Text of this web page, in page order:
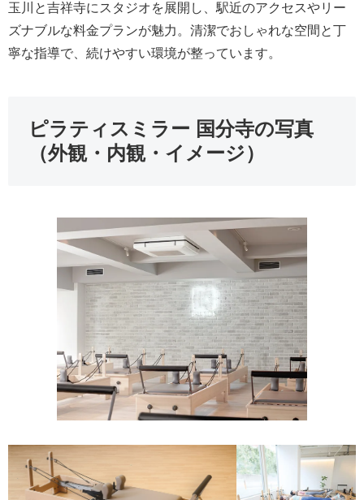
玉川と吉祥寺にスタジオを展開し、駅近のアクセスやリー
ズナブルな料金プランが魅力。清潔でおしゃれな空間と丁
寧な指導で、続けやすい環境が整っています。
ピラティスミラー 国分寺の写真
（外観・内観・イメージ）